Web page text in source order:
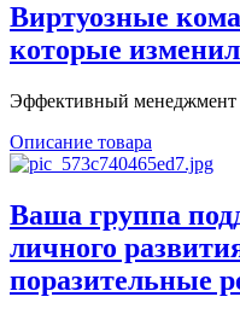
Виртуозные
которые
Эффективный менеджмент
Описание товара
Ваша группа
личного
поразительные